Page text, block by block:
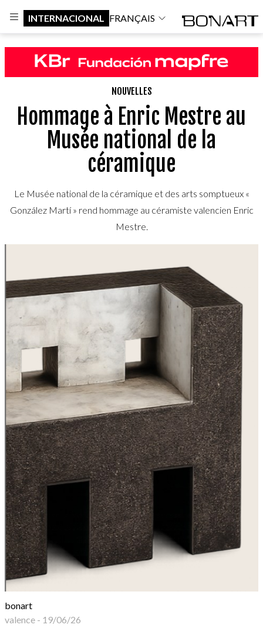
INTERNACIONAL FRANÇAIS
NOUVELLES
Hommage à Enric Mestre au
Musée national de la
céramique
Le Musée national de la céramique et des arts somptueux «
González Martí » rend hommage au céramiste valencien Enric
Mestre.
bonart
valence - 19/06/26